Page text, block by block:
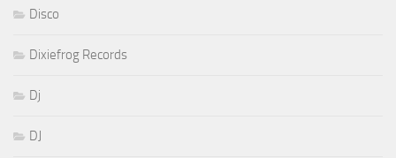
Disco
Dixiefrog Records
Dj
DJ